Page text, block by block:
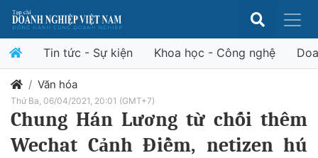
Tin tức - Sự kiện Khoa học - Công nghệ
Văn hóa
Thứ Ba, 06/04/2021, 20:01 (GMT+7)
Chung Hán Lương từ chối thêm
Wechat Cảnh Điềm, netizen hú